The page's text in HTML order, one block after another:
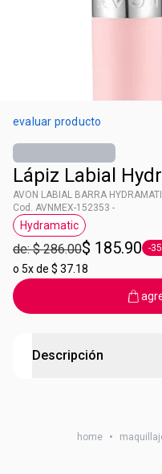
evaluar producto
Lápiz Labial
AVON LABIAL BARRA
Cod. AVNMEX-152353 -
Etiqueta Hydramatic
Hydramatic
de: $ 286.00$ 185.90 -
o 5x de $ 37.18
Descripción
home •